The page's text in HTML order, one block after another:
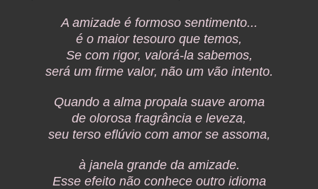
A amizade é formoso sentimento...
é o maior tesouro que temos,
Se com rigor, valorá-la sabemos,
será um firme valor, não um vão intento.
Quando a alma propala suave aroma
de olorosa fragrância e leveza,
seu terso eflúvio com amor se assoma,
à janela grande da amizade.
Esse efeito não conhece outro idioma